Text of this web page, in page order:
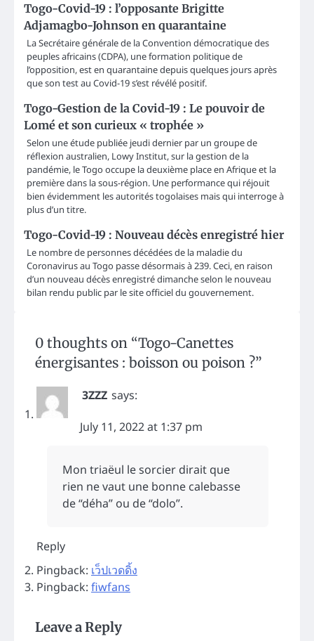
Togo-Covid-19 : l’opposante Brigitte
Adjamagbo-Johnson en quarantaine
La Secrétaire générale de la Convention démocratique des
peuples africains (CDPA), une formation politique de
l’opposition, est en quarantaine depuis quelques jours après
que son test au Covid-19 s’est révélé positif.
Togo-Gestion de la Covid-19 : Le pouvoir de
Lomé et son curieux « trophée »
Selon une étude publiée jeudi dernier par un groupe de
réflexion australien, Lowy Institut, sur la gestion de la
pandémie, le Togo occupe la deuxième place en Afrique et la
première dans la sous-région. Une performance qui réjouit
bien évidemment les autorités togolaises mais qui interroge à
plus d’un titre.
Togo-Covid-19 : Nouveau décès enregistré hier
Le nombre de personnes décédées de la maladie du
Coronavirus au Togo passe désormais à 239. Ceci, en raison
d’un nouveau décès enregistré dimanche selon le nouveau
bilan rendu public par le site officiel du gouvernement.
0 thoughts on “Togo-Canettes
énergisantes : boisson ou poison ?”
3ZZZ says:
July 11, 2022 at 1:37 pm
Mon triaëul le sorcier dirait que
rien ne vaut une bonne calebasse
de “déha” ou de “dolo”.
Reply
Pingback: เว็ปเวดดิ้ง
Pingback: fiwfans
Leave a Reply